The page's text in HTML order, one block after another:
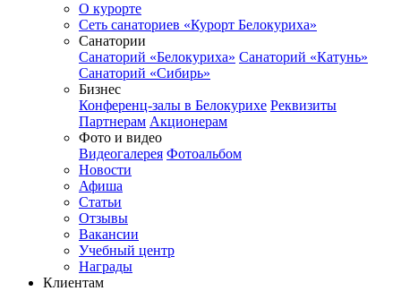
О курорте
Сеть санаториев «Курорт Белокуриха»
Санатории
Санаторий «Белокуриха» Санаторий «Катунь»
Санаторий «Сибирь»
Бизнес
Конференц-залы в Белокурихе Реквизиты
Партнерам Акционерам
Фото и видео
Видеогалерея Фотоальбом
Новости
Афиша
Статьи
Отзывы
Вакансии
Учебный центр
Награды
Клиентам